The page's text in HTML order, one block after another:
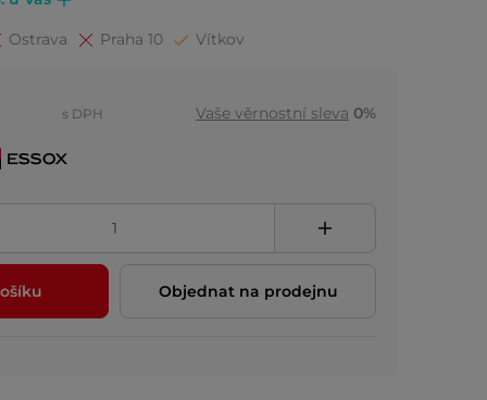
Ostrava Praha 10 Vítkov
s DPH Vaše věrnostní sleva 0%
Objednat na prodejnu